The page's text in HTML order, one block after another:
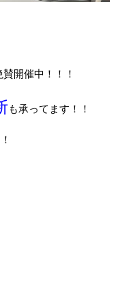
賛開催中！！！
も承ってます！！